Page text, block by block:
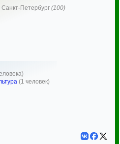
Санкт-Петербург (100)
(1 человек)